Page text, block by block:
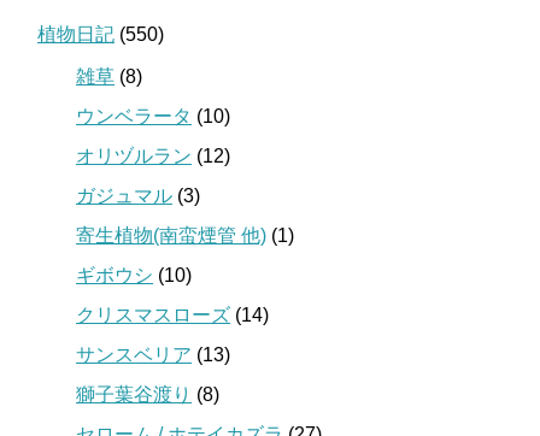
植物日記 (550)
雑草 (8)
ウンベラータ (10)
オリヅルラン (12)
ガジュマル (3)
寄生植物(南蛮煙管 他) (1)
ギボウシ (10)
クリスマスローズ (14)
サンスベリア (13)
獅子葉谷渡り (8)